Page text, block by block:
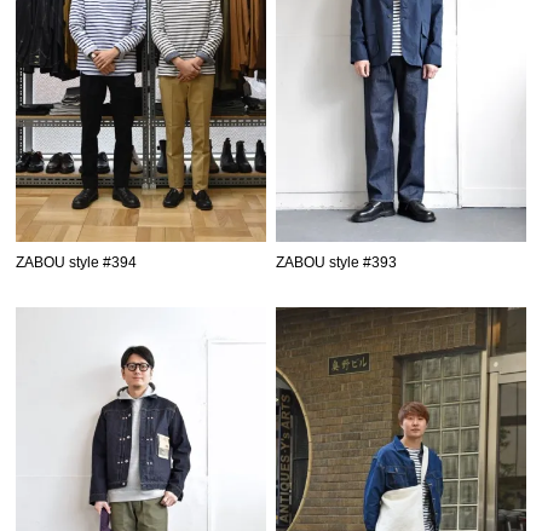
ZABOU style #394 ZABOU style #393